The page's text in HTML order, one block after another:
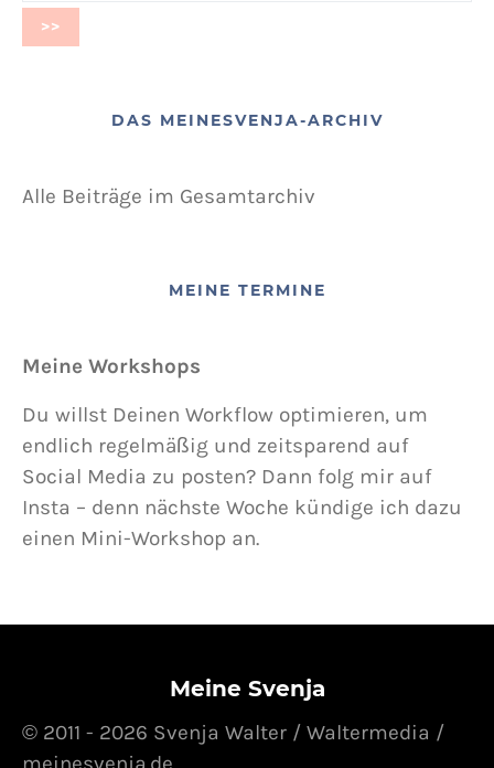
DAS MEINESVENJA-ARCHIV
Alle Beiträge im Gesamtarchiv
MEINE TERMINE
Meine Workshops
Du willst Deinen Workflow optimieren, um
endlich regelmäßig und zeitsparend auf
Social Media zu posten? Dann folg mir auf
Insta – denn nächste Woche kündige ich dazu
einen Mini-Workshop an.
Meine Svenja
© 2011 - 2026 Svenja Walter / Waltermedia /
meinesvenja.de